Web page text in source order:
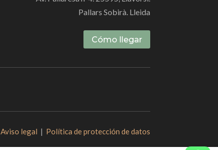
Pallars Sobirà. Lleida
Cómo llegar
Aviso legal | Política de protección de datos